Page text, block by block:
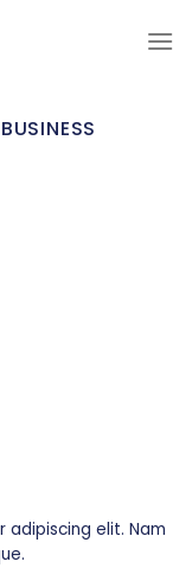
BUSINESS
elit. Nam